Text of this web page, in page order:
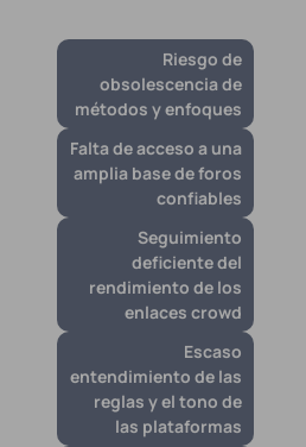
Riesgo de
obsolescencia de
métodos y enfoques
Falta de acceso a una
amplia base de foros
confiables
Seguimiento
deficiente del
rendimiento de los
enlaces crowd
Escaso
entendimiento de las
reglas y el tono de
las plataformas